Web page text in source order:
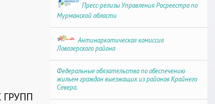
Пресс-релизы Управления Росреестра по
Мурманской области
Антинаркотическая комиссия
Ловозерского района
Федеральные обязательства по обеспечению
жильем граждан выезжащих из районов Крайнего
Севера.